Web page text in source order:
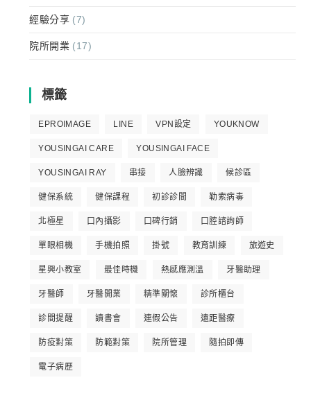
經驗分享 (7)
院所開業 (17)
標籤
EPROIMAGE LINE VPN設定 YOUKNOW
YOUSINGAI CARE YOUSINGAI FACE
YOUSINGAI RAY 串接 人臉辨識 候診區
健保系統 健保課程 初診診間 勒索病毒
北極星 口內攝影 口碑行銷 口腔諮詢師
單眼相機 手機拍照 掛號 教育訓練 旅遊史
星興小教室 最佳時機 熱感應測溫 牙醫助理
牙醫師 牙醫開業 精準關懷 診所櫃台
診間提醒 讀書會 連假公告 遠距醫療
防疫對策 防範對策 院所管理 隨拍即傳
電子病歷